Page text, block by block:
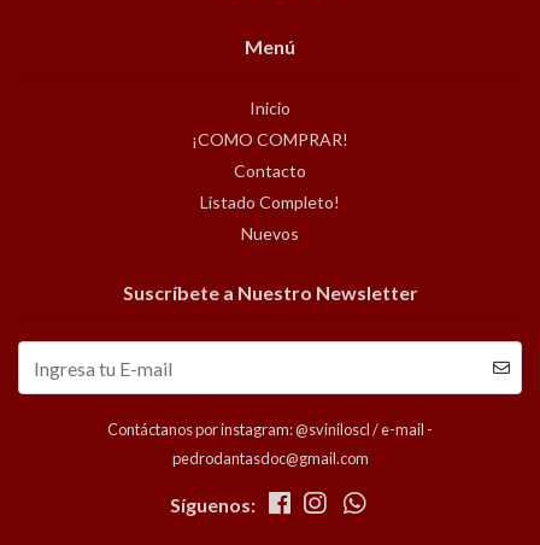
Menú
Inicio
¡COMO COMPRAR!
Contacto
Listado Completo!
Nuevos
Suscríbete a Nuestro Newsletter
Contáctanos por instagram: @sviniloscl / e-mail -
pedrodantasdoc@gmail.com
Síguenos: